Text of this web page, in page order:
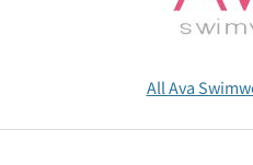
All Ava